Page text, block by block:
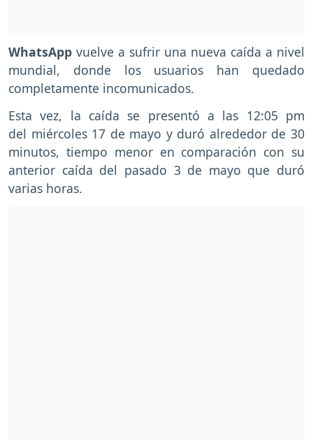
WhatsApp vuelve a sufrir una nueva caída a nivel
mundial, donde los usuarios han quedado
completamente incomunicados.
Esta vez, la caída se presentó a las 12:05 pm
del miércoles 17 de mayo y duró alrededor de 30
minutos, tiempo menor en comparación con su
anterior caída del pasado 3 de mayo que duró
varias horas.